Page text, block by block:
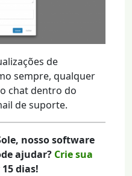
de
sempre, qualquer
chat dentro do
de suporte.
nosso software
ajudar? Crie sua
dias!